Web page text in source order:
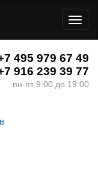
495 979 67 49
916 239 39 77
пн-пт 9:00 до 19:00